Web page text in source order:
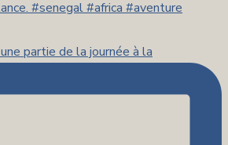
partie de la journée à la